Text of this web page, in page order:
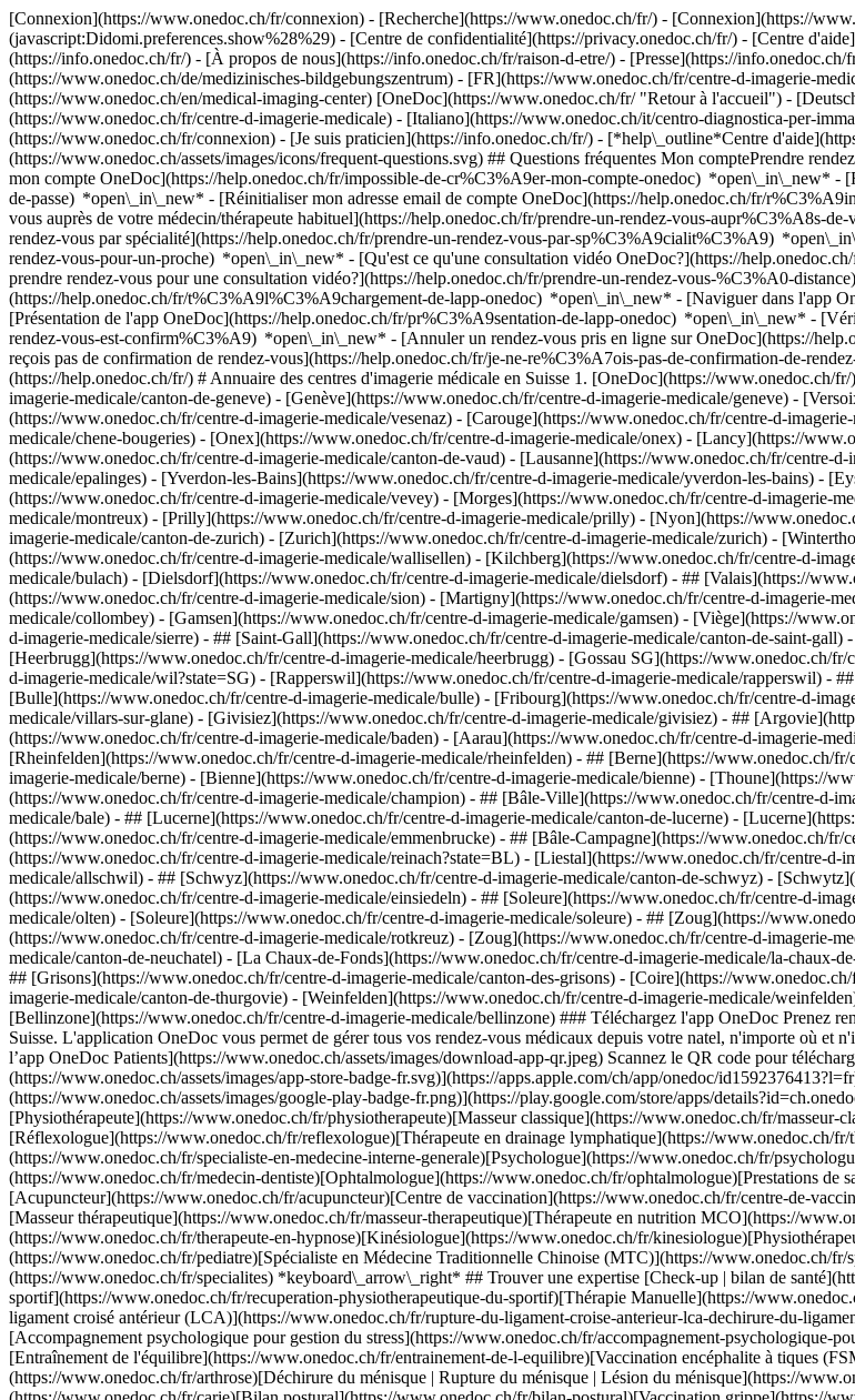
[Connexion](https://www.onedoc.ch/fr/connexion) - [Recherche](https://www.onedoc.ch/fr/) - [Connexion](https://
(javascript:Didomi.preferences.show%28%29) - [Centre de confidentialité](https://privacy.onedoc.ch/fr/) - [Centre
(https://info.onedoc.ch/fr/) - [À propos de nous](https://info.onedoc.ch/fr/raison-d-etre/) - [Presse](https://info.onedoc.ch/
(https://www.onedoc.ch/de/medizinisches-bildgebungszentrum) - [FR](https://www.onedoc.ch/fr/centre-d-imagerie-
(https://www.onedoc.ch/en/medical-imaging-center) [OneDoc](https://www.onedoc.ch/fr/ "Retour à l'accueil") -
(https://www.onedoc.ch/fr/centre-d-imagerie-medicale) - [Italiano](https://www.onedoc.ch/it/centro-diagnostica-per-
(https://www.onedoc.ch/fr/connexion) - [Je suis praticien](https://info.onedoc.ch/fr/) - [*help\_outline*Centre
(https://www.onedoc.ch/assets/images/icons/frequent-questions.svg) ## Questions fréquentes Mon comptePrendre
mon compte OneDoc](https://help.onedoc.ch/fr/impossible-de-cr%C3%A9er-mon-compte-onedoc) *open\_in\_new*
de-passe) *open\_in\_new* - [Réinitialiser mon adresse email de compte OneDoc](https://help.onedoc.ch/fr/
vous auprès de votre médecin/thérapeute habituel](https://help.onedoc.ch/fr/prendre-un-rendez-vous-
rendez-vous par spécialité](https://help.onedoc.ch/fr/prendre-un-rendez-vous-par-sp%C3%A9cialit%C3%A9)
rendez-vous-pour-un-proche) *open\_in\_new* - [Qu'est ce qu'une consultation vidéo OneDoc?](https://
prendre rendez-vous pour une consultation vidéo?](https://help.onedoc.ch/fr/prendre-un-rendez-vous-%C3%A0-
(https://help.onedoc.ch/fr/t%C3%A9l%C3%A9chargement-de-lapp-onedoc) *open\_in\_new* - [Naviguer dans l'app
[Présentation de l'app OneDoc](https://help.onedoc.ch/fr/pr%C3%A9sentation-de-lapp-onedoc) *open\_in\_new* -
rendez-vous-est-confirm%C3%A9) *open\_in\_new* - [Annuler un rendez-vous pris en ligne sur OneDoc](https://
reçois pas de confirmation de rendez-vous](https://help.onedoc.ch/fr/je-ne-re%C3%A7ois-pas-de-confirmation-de-
(https://help.onedoc.ch/fr/) # Annuaire des centres d'imagerie médicale en Suisse 1. [OneDoc](https://www.onedoc.ch/